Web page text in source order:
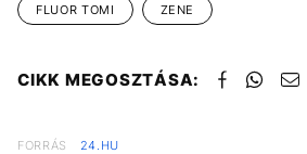
FLUOR TOMI ZENE
CIKK MEGOSZTÁSA:
FORRÁS
24.HU